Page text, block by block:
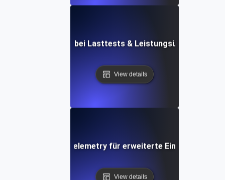
Zukünftige Trends bei Lasttests &
View details
von Opentelemetry für erweiterte Einblicke in die
View details